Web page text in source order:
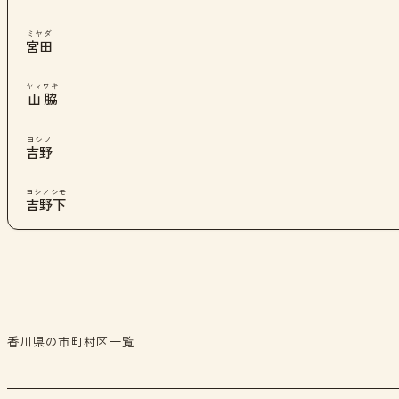
宮田
ミヤダ
山脇
ヤマワキ
吉野
ヨシノ
吉野下
ヨシノシモ
香川県の市町村区一覧